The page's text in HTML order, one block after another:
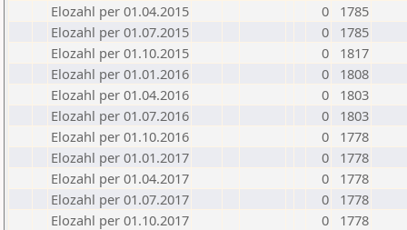
Elozahl per 01.04.2015
0
1785
Elozahl per 01.07.2015
0
1785
Elozahl per 01.10.2015
0
1817
Elozahl per 01.01.2016
0
1808
Elozahl per 01.04.2016
0
1803
Elozahl per 01.07.2016
0
1803
Elozahl per 01.10.2016
0
1778
Elozahl per 01.01.2017
0
1778
Elozahl per 01.04.2017
0
1778
Elozahl per 01.07.2017
0
1778
Elozahl per 01.10.2017
0
1778